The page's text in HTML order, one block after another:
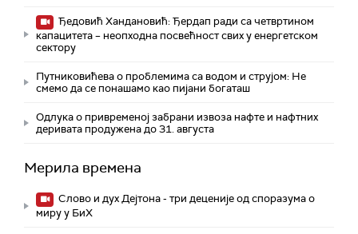
Ђедовић Хандановић: Ђердап ради са четвртином
капацитета – неопходна посвећност свих у енергетском
сектору
Путниковићева о проблемима са водом и струјом: Не
смемо да се понашамо као пијани богаташ
Одлука о привременој забрани извоза нафте и нафтних
деривата продужена до 31. августа
Мерила времена
Слово и дух Дејтона - три деценије од споразума о
миру у БиХ